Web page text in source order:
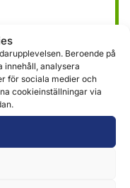
Beroende på
innehåll, analysera
för sociala medier och
cookieinställningar via